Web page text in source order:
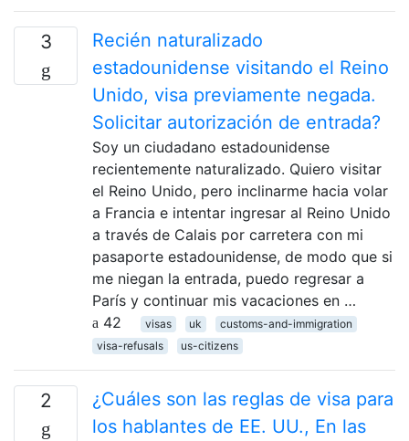
3
Recién naturalizado
estadounidense visitando el Reino
Unido, visa previamente negada.
Solicitar autorización de entrada?
Soy un ciudadano estadounidense
recientemente naturalizado. Quiero visitar
el Reino Unido, pero inclinarme hacia volar
a Francia e intentar ingresar al Reino Unido
a través de Calais por carretera con mi
pasaporte estadounidense, de modo que si
me niegan la entrada, puedo regresar a
París y continuar mis vacaciones en …
42
visas uk
customs-and-immigration
visa-refusals
us-citizens
2
¿Cuáles son las reglas de visa para
los hablantes de EE. UU., En las